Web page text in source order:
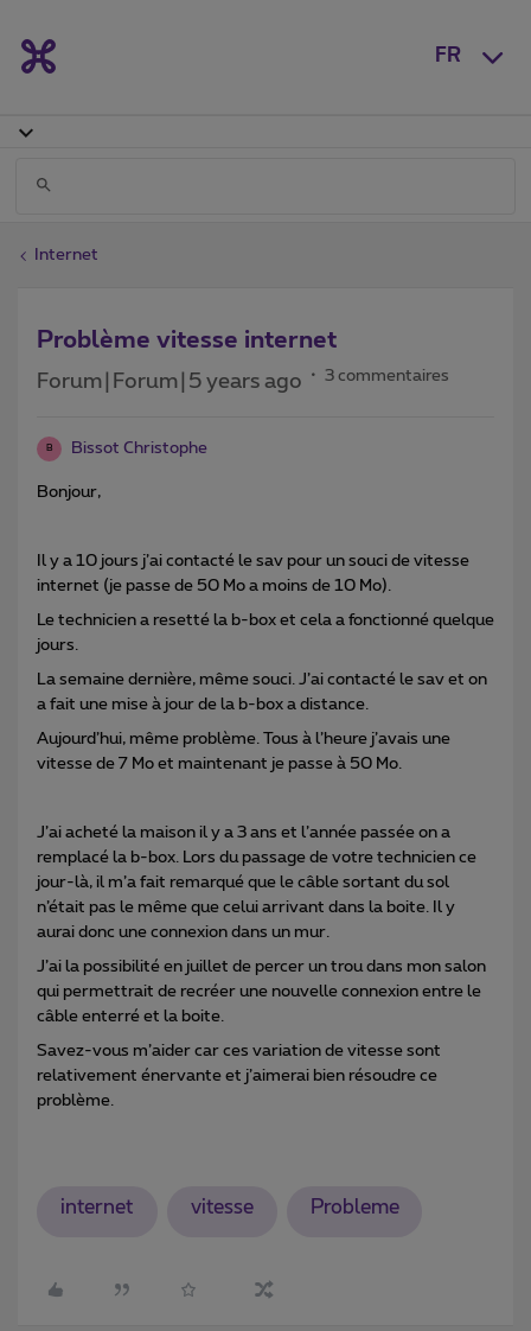
FR
Internet
Problème vitesse internet
Forum|Forum|5 years ago 3 commentaires
B Bissot Christophe
Bonjour,
Il y a 10 jours j’ai contacté le sav pour un souci de vitesse
internet (je passe de 50 Mo a moins de 10 Mo).
Le technicien a resetté la b-box et cela a fonctionné quelque
jours.
La semaine dernière, même souci. J’ai contacté le sav et on
a fait une mise à jour de la b-box a distance.
Aujourd’hui, même problème. Tous à l’heure j’avais une
vitesse de 7 Mo et maintenant je passe à 50 Mo.
J’ai acheté la maison il y a 3 ans et l’année passée on a
remplacé la b-box. Lors du passage de votre technicien ce
jour-là, il m’a fait remarqué que le câble sortant du sol
n’était pas le même que celui arrivant dans la boite. Il y
aurai donc une connexion dans un mur.
J’ai la possibilité en juillet de percer un trou dans mon salon
qui permettrait de recréer une nouvelle connexion entre le
câble enterré et la boite.
Savez-vous m’aider car ces variation de vitesse sont
relativement énervante et j’aimerai bien résoudre ce
problème.
internet vitesse Probleme